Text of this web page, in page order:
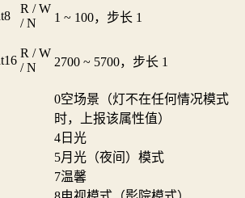
R / W
/ N
1 ~ 100，步长 1
R / W
/ N
2700 ~ 5700，步长 1
0空场景（灯不在任何情况模式
时，上报该属性值）
4 日光
5月光（夜间）模式
7温馨